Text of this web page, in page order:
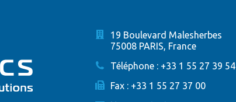
19 Boulevard Malesherbes
75008 PARIS, France
Téléphone : +33 1 55 27 39 54
Fax : +33 1 55 27 37 00